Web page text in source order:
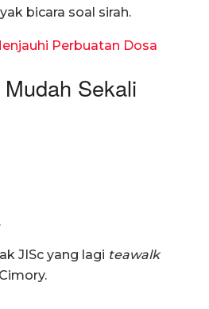
bicara soal sirah.
Perbuatan Dosa
Sekali
JISc yang lagi teawalk